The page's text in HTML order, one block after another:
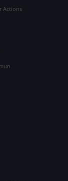
Actions